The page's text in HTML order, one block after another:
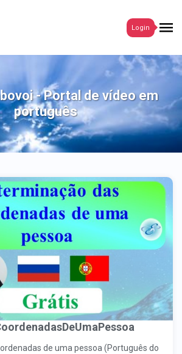
- Portal de vídeo em
português
de uma pessoa (Português do
Login